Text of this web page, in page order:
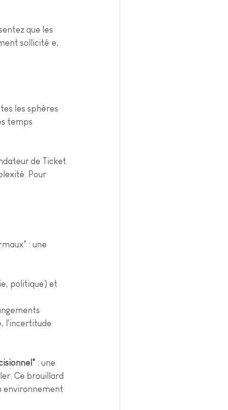
que les
sollicité·e,
les sphères
temps
de Ticket
Pour
: une
politique) et
l'incertitude
: une
Ce brouillard
environnement